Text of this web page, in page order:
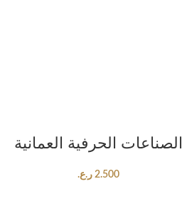
الصناعات الحرفية العمانية
2.500 ر.ع.